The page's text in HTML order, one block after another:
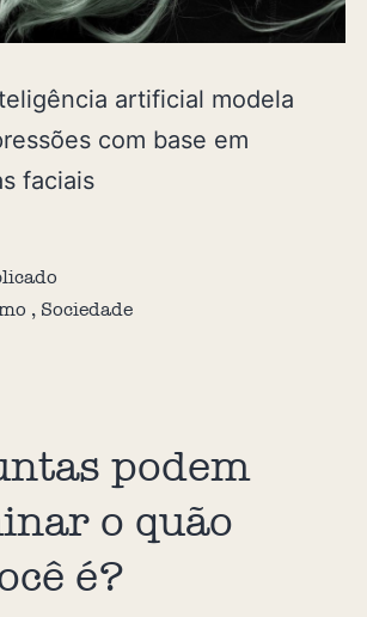
artificial modela
com base em
faciais
, Sociedade
podem
o quão
é?